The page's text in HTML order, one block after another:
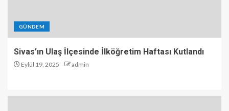
GÜNDEM
Sivas’ın Ulaş İlçesinde İlköğretim Haftası Kutlandı
Eylül 19, 2025 admin